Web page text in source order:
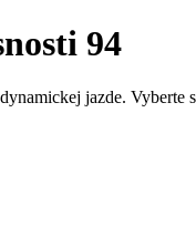
94
jazde. Vyberte